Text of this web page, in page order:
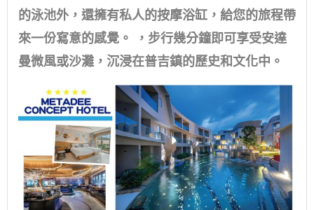
的泳池外，還擁有私人的按摩浴缸，給您的旅程帶
來一份寫意的感覺。 ，步行幾分鐘即可享受安達
曼微風或沙灘，沉浸在普吉鎮的歷史和文化中。